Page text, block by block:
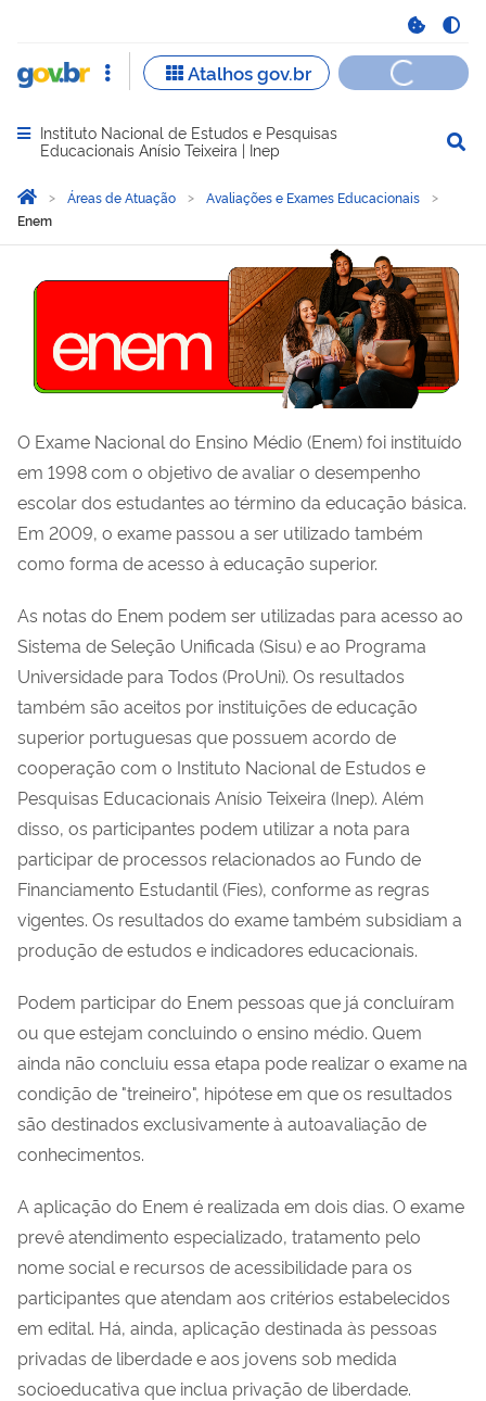
Abrir menu principal de navegação
Instituto Nacional de Estudos e Pesquisas
Educacionais Anísio Teixeira | Inep
Você está aqui:
Página Inicial
Áreas de Atuação
Avaliações e Exames Educacionais
Enem
O Exame Nacional do Ensino Médio (Enem) foi instituído
em 1998 com o objetivo de avaliar o desempenho
escolar dos estudantes ao término da educação básica.
Em 2009, o exame passou a ser utilizado também
como forma de acesso à educação superior.
As notas do Enem podem ser utilizadas para acesso ao
Sistema de Seleção Unificada (Sisu) e ao Programa
Universidade para Todos (ProUni). Os resultados
também são aceitos por instituições de educação
superior portuguesas que possuem acordo de
cooperação com o Instituto Nacional de Estudos e
Pesquisas Educacionais Anísio Teixeira (Inep). Além
disso, os participantes podem utilizar a nota para
participar de processos relacionados ao Fundo de
Financiamento Estudantil (Fies), conforme as regras
vigentes. Os resultados do exame também subsidiam a
produção de estudos e indicadores educacionais.
Podem participar do Enem pessoas que já concluíram
ou que estejam concluindo o ensino médio. Quem
ainda não concluiu essa etapa pode realizar o exame na
condição de "treineiro", hipótese em que os resultados
são destinados exclusivamente à autoavaliação de
conhecimentos.
A aplicação do Enem é realizada em dois dias. O exame
prevê atendimento especializado, tratamento pelo
nome social e recursos de acessibilidade para os
participantes que atendam aos critérios estabelecidos
em edital. Há, ainda, aplicação destinada às pessoas
privadas de liberdade e aos jovens sob medida
socioeducativa que inclua privação de liberdade.